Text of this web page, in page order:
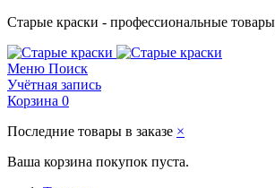
Старые краски - профессиональные
Меню Поиск
Учётная запись
Корзина 0
Последние товары в заказе ×
Ваша корзина покупок пуста.